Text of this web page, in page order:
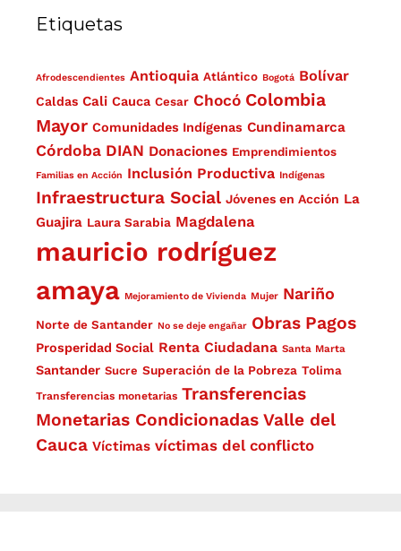
Etiquetas
Afrodescendientes Antioquia Atlántico Bogotá Bolívar
Caldas Cali Cauca Cesar Chocó Colombia
Mayor Comunidades Indígenas Cundinamarca
Córdoba DIAN Donaciones Emprendimientos
Familias en Acción Inclusión Productiva Indígenas
Infraestructura Social Jóvenes en Acción La
Guajira Laura Sarabia Magdalena
mauricio rodríguez
amaya Mejoramiento de Vivienda Mujer Nariño
Norte de Santander No se deje engañar Obras Pagos
Prosperidad Social Renta Ciudadana Santa Marta
Santander Sucre Superación de la Pobreza Tolima
Transferencias monetarias Transferencias
Monetarias Condicionadas Valle del
Cauca Víctimas víctimas del conflicto